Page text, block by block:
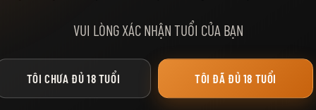
VUI LÒNG XÁC NHẬN TUỔI CỦA BẠN
TÔI CHƯA ĐỦ 18 TUỔI TÔI ĐÃ ĐỦ 18 TUỔI